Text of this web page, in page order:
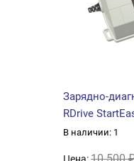
Зарядно-
RDrive
В наличии: 1